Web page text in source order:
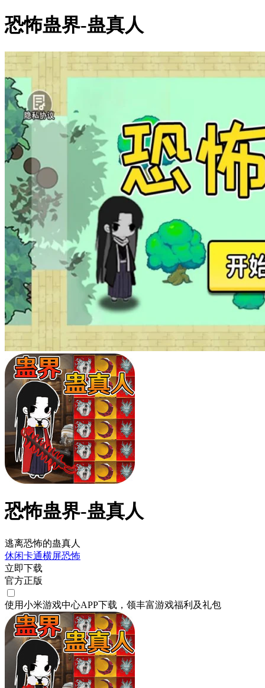
恐怖蛊界-蛊真人
恐怖蛊界-蛊真人
逃离恐怖的蛊真人
休闲卡通横屏恐怖
立即下载
官方正版
使用小米游戏中心APP下载 ，领丰富游戏福利 及礼包